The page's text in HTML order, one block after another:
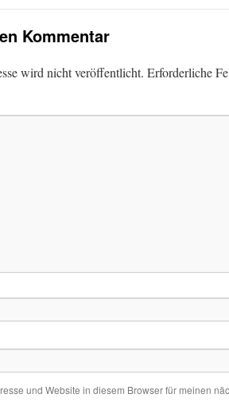
Kommentar
wird nicht veröffentlicht. Erforderliche
und Website in diesem Browser für meinen